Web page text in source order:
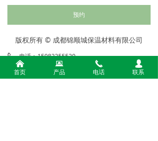
预约
电话：15982255529
手机：
15982255529
版权所有 © 成都锦顺城保温材料有限公司
낀
首页
뀵
产品
끅
电话
넙
联系